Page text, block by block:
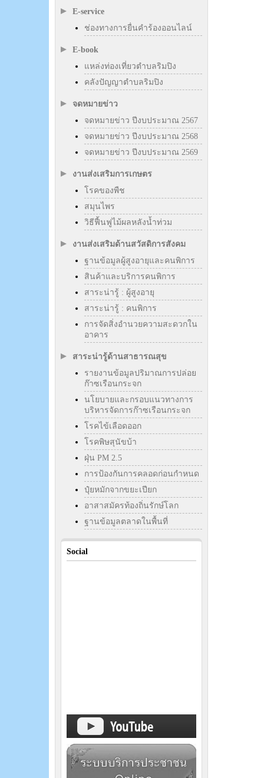
E-service
ช่องทางการยื่นคำร้องออนไลน์
E-book
แหล่งท่องเที่ยวตำบลริมปิง
คลังปัญญาตำบลริมปิง
จดหมายข่าว
จดหมายข่าว ปีงบประมาณ 2567
จดหมายข่าว ปีงบประมาณ 2568
จดหมายข่าว ปีงบประมาณ 2569
งานส่งเสริมการเกษตร
โรคของพืช
สมุนไพร
วิธีฟื้นฟูไม้ผลหลังน้ำท่วม
งานส่งเสริมด้านสวัสดิการสังคม
ฐานข้อมูลผู้สูงอายุและคนพิการ
สินค้าและบริการคนพิการ
สาระน่ารู้ : ผู้สูงอายุ
สาระน่ารู้ : คนพิการ
การจัดสิ่งอำนวยความสะดวกใน
อาคาร
สาระน่ารู้ด้านสาธารณสุข
รายงานข้อมูลปริมาณการปล่อย
ก๊าซเรือนกระจก
นโยบายและกรอบแนวทางการ
บริหารจัดการก๊าซเรือนกระจก
โรคไข้เลือดออก
โรคพิษสุนัขบ้า
ฝุ่น PM 2.5
การป้องกันการคลอดก่อนกำหนด
ปุ๋ยหมักจากขยะเปียก
อาสาสมัครท้องถิ่นรักษ์โลก
ฐานข้อมูลตลาดในพื้นที่
Social